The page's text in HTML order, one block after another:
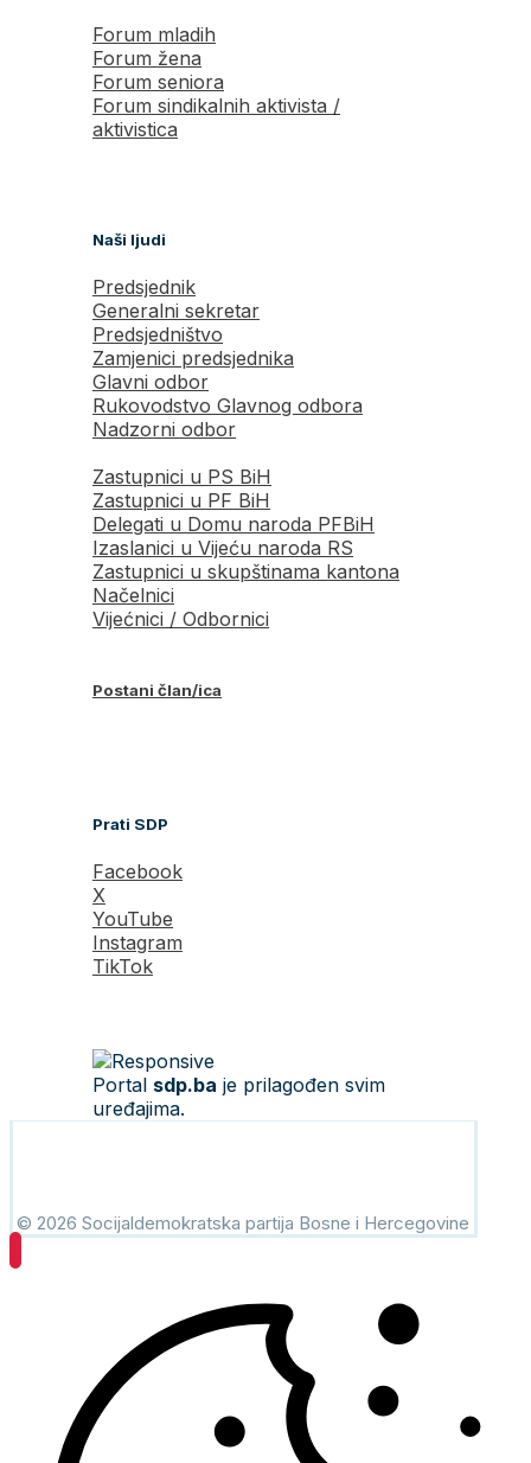
Forum mladih
Forum žena
Forum seniora
Forum sindikalnih aktivista /
aktivistica
Naši ljudi
Predsjednik
Generalni sekretar
Predsjedništvo
Zamjenici predsjednika
Glavni odbor
Rukovodstvo Glavnog odbora
Nadzorni odbor
Zastupnici u PS BiH
Zastupnici u PF BiH
Delegati u Domu naroda PFBiH
Izaslanici u Vijeću naroda RS
Zastupnici u skupštinama kantona
Načelnici
Vijećnici / Odbornici
Postani član/ica
Prati SDP
Facebook
X
YouTube
Instagram
TikTok
Portal sdp.ba je prilagođen svim
uređajima.
© 2026 Socijaldemokratska partija Bosne i Hercegovine